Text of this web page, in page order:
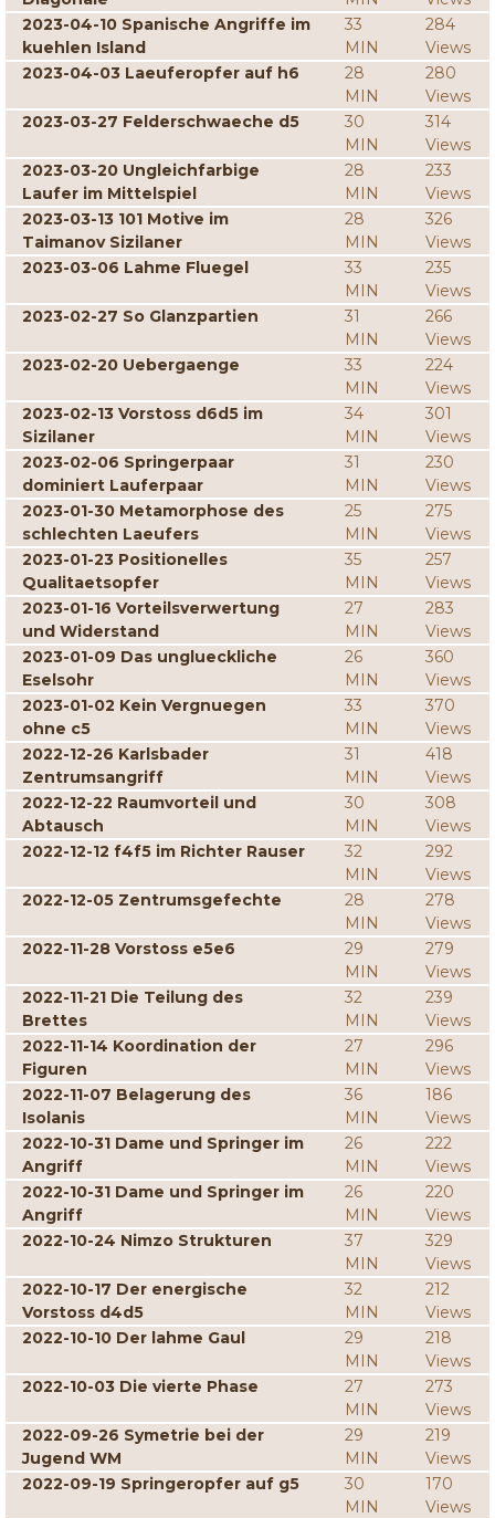
2023-04-10 Spanische Angriffe im
kuehlen Island
33
MIN
284
Views
2023-04-03 Laeuferopfer auf h6
28
MIN
280
Views
2023-03-27 Felderschwaeche d5
30
MIN
314
Views
2023-03-20 Ungleichfarbige
Laufer im Mittelspiel
28
MIN
233
Views
2023-03-13 101 Motive im
Taimanov Sizilaner
28
MIN
326
Views
2023-03-06 Lahme Fluegel
33
MIN
235
Views
2023-02-27 So Glanzpartien
31
MIN
266
Views
2023-02-20 Uebergaenge
33
MIN
224
Views
2023-02-13 Vorstoss d6d5 im
Sizilaner
34
MIN
301
Views
2023-02-06 Springerpaar
dominiert Lauferpaar
31
MIN
230
Views
2023-01-30 Metamorphose des
schlechten Laeufers
25
MIN
275
Views
2023-01-23 Positionelles
Qualitaetsopfer
35
MIN
257
Views
2023-01-16 Vorteilsverwertung
und Widerstand
27
MIN
283
Views
2023-01-09 Das unglueckliche
Eselsohr
26
MIN
360
Views
2023-01-02 Kein Vergnuegen
ohne c5
33
MIN
370
Views
2022-12-26 Karlsbader
Zentrumsangriff
31
MIN
418
Views
2022-12-22 Raumvorteil und
Abtausch
30
MIN
308
Views
2022-12-12 f4f5 im Richter Rauser
32
MIN
292
Views
2022-12-05 Zentrumsgefechte
28
MIN
278
Views
2022-11-28 Vorstoss e5e6
29
MIN
279
Views
2022-11-21 Die Teilung des
Brettes
32
MIN
239
Views
2022-11-14 Koordination der
Figuren
27
MIN
296
Views
2022-11-07 Belagerung des
Isolanis
36
MIN
186
Views
2022-10-31 Dame und Springer im
Angriff
26
MIN
222
Views
2022-10-31 Dame und Springer im
Angriff
26
MIN
220
Views
2022-10-24 Nimzo Strukturen
37
MIN
329
Views
2022-10-17 Der energische
Vorstoss d4d5
32
MIN
212
Views
2022-10-10 Der lahme Gaul
29
MIN
218
Views
2022-10-03 Die vierte Phase
27
MIN
273
Views
2022-09-26 Symetrie bei der
Jugend WM
29
MIN
219
Views
2022-09-19 Springeropfer auf g5
30
MIN
170
Views